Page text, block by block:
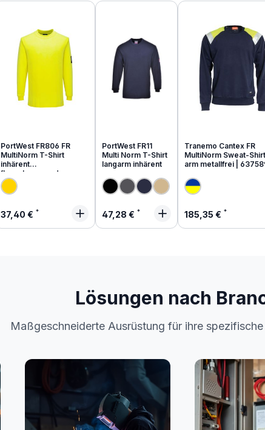
PortWest FR806 FR
MultiNorm T-Shirt
inhärent
flammhemmend
Regulärer Preis:
37,40 €
PortWest FR11
Multi Norm T-Shirt
langarm inhärent
Regulärer Preis:
47,28 €
Tranemo Cantex FR
MultiNorm Sweat-Shirt
arm metallfrei |
Regulärer Preis:
185,35 €
Lösungen nach
Maßgeschneiderte Ausrüstung für ihre